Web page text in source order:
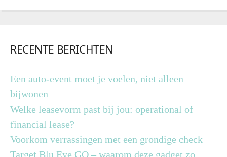
RECENTE BERICHTEN
Een auto-event moet je voelen, niet alleen
bijwonen
Welke leasevorm past bij jou: operational of
financial lease?
Voorkom verrassingen met een grondige check
Target Blu Eye GO – waarom deze gadget zo